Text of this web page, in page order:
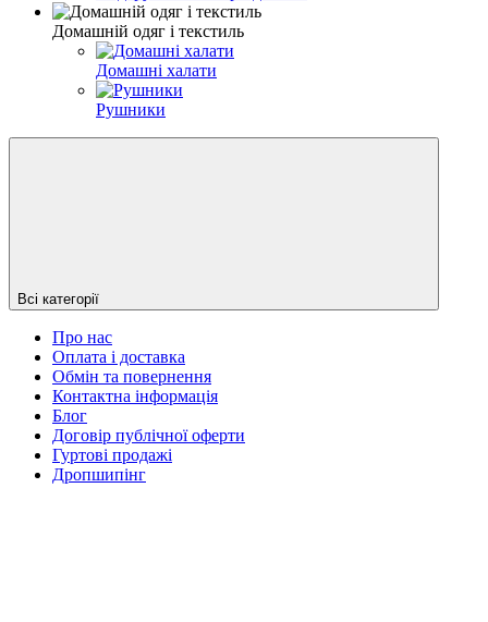
Домашній одяг і текстиль
Домашні халати
Рушники
Всі категорії
Про нас
Оплата і доставка
Обмін та повернення
Контактна інформація
Блог
Договір публічної оферти
Гуртові продажі
Дропшипінг